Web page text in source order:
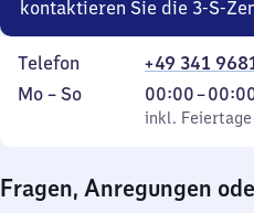
kontaktieren Sie die 3-S-
Telefon
+49 341
Montag
Mo – So,
inkl. Feiertage
00:00–
Von
0
0
inkl. Feiertage
Fragen, Anregungen